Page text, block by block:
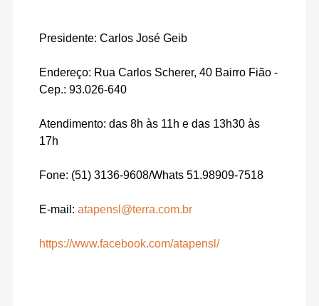
Presidente: Carlos José Geib
Endereço: Rua Carlos Scherer, 40 Bairro Fião -
Cep.: 93.026-640
Atendimento: das 8h às 11h e das 13h30 às
17h
Fone: (51) 3136-9608/Whats 51.98909-7518
E-mail: atapensl@terra.com.br
https://www.facebook.com/atapensl/